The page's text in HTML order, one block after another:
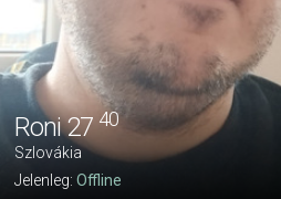
Roni 2740
Szlovákia
Jelenleg: Offline